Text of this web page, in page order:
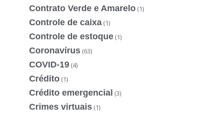
Contrato Verde e Amarelo (1)
Controle de caixa (1)
Controle de estoque (1)
Coronavírus (63)
COVID-19 (4)
Crédito (1)
Crédito emergencial (3)
Crimes virtuais (1)